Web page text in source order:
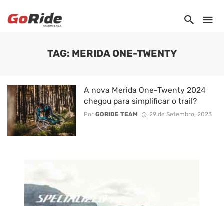
TAG: MERIDA ONE-TWENTY
A nova Merida One-Twenty 2024
chegou para simplificar o trail?
Por GORIDE TEAM 29 de Setembro, 2023